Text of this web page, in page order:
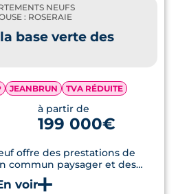
NEUFS
: ROSERAIE
base verte des
JEANBRUN TVA RÉDUITE
à partir de
199 000€
offre des prestations de
commun paysager et des
terrasses ou jardins privatifs,
emplacement privilégié.